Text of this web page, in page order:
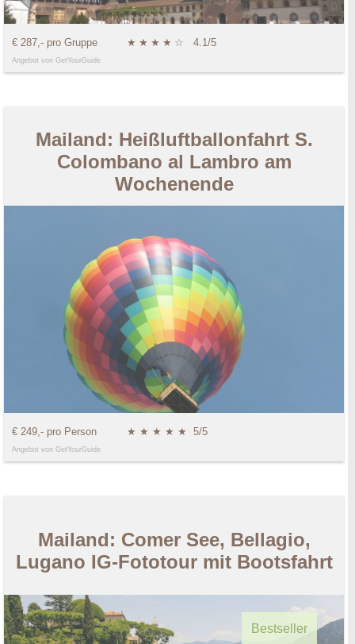
€ 287,- pro Gruppe ★ ★ ★ ★ ☆ 4.1/5
Angebot von GetYourGuide
Mailand: Heißluftballonfahrt S.
Colombano al Lambro am
Wochenende
€ 249,- pro Person ★ ★ ★ ★ ★ 5/5
Angebot von GetYourGuide
Mailand: Comer See, Bellagio,
Lugano IG-Fototour mit Bootsfahrt
Bestseller